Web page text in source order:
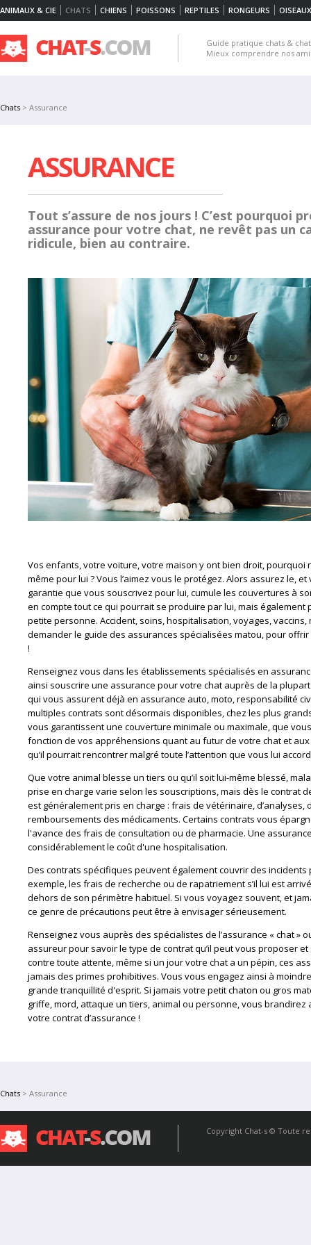
ANIMAUX & CIE CHATS CHIENS POISSONS REPTILES RONGEURS OISEAUX
Guide pratique chats &
Mieux comprendre nos
Chats > Assurance
ASSURANCE
Tout s’assure de nos jours ! C’est pourquoi
assurance pour votre chat, ne revêt pas un
ridicule, bien au contraire.
Vos enfants, votre voiture, votre maison y ont bien droit, pourquoi
même pour lui ? Vous l’aimez vous le protégez. Alors assurez le,
garantie que vous souscrivez pour lui, cumule les couvertures à
en compte tout ce qui pourrait se produire par lui, mais également
petite personne. Accident, soins, hospitalisation, voyages,
demander le guide des assurances spécialisées matou, pour
!
Renseignez vous dans les établissements spécialisés en
ainsi souscrire une assurance pour votre chat auprès de la
qui vous assurent déjà en assurance auto, moto, responsabilité
multiples contrats sont désormais disponibles, chez les plus
vous garantissent une couverture minimale ou maximale, que
fonction de vos appréhensions quant au futur de votre chat et
qu’il pourrait rencontrer malgré toute l’attention que vous lui
Que votre animal blesse un tiers ou qu’il soit lui-même blessé,
prise en charge varie selon les souscriptions, mais dès le contrat
est généralement pris en charge : frais de vétérinaire, d’analyses,
remboursements des médicaments. Certains contrats vous
l'avance des frais de consultation ou de pharmacie. Une
considérablement le coût d'une hospitalisation.
Des contrats spécifiques peuvent également couvrir des incidents
exemple, les frais de recherche ou de rapatriement s’il lui est
dehors de son périmètre habituel. Si vous voyagez souvent, et
ce genre de précautions peut être à envisager sérieusement.
Renseignez vous auprès des spécialistes de l’assurance « chat »
assureur pour savoir le type de contrat qu’il peut vous proposer et
contre toute attente, même si un jour votre chat a un pépin, ces
jamais des primes prohibitives. Vous vous engagez ainsi à
grande tranquillité d'esprit. Si jamais votre petit chaton ou gros
griffe, mord, attaque un tiers, animal ou personne, vous brandirez
votre contrat d’assurance !
Chats > Assurance
Copyright Chat-s © Toute